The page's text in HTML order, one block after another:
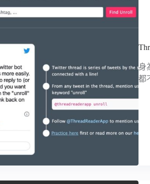
身
都